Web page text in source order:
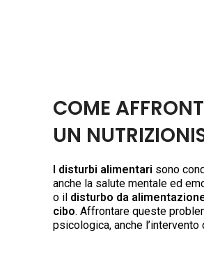
COME
UN
I disturbi alimentari sono
anche la salute mentale ed
o il disturbo da
cibo. Affrontare queste
psicologica, anche l’intervento